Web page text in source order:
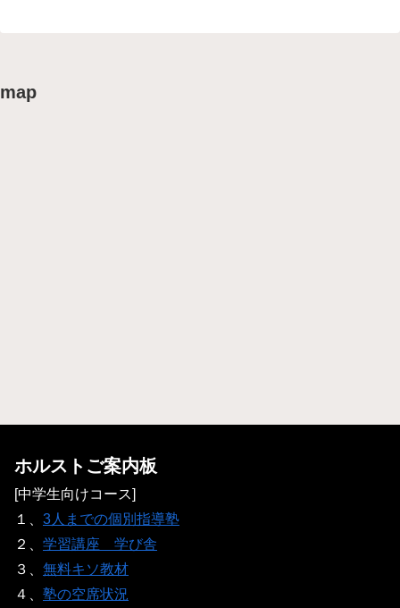
map
ホルストご案内板
[中学生向けコース]
１、 3人までの個別指導塾
２、 学習講座 学び舎
３、 無料キソ教材
４、 塾の空席状況